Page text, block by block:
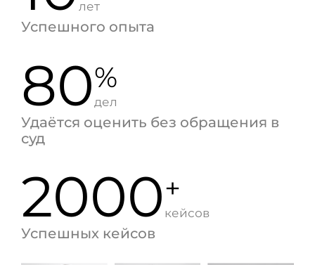
лет
Успешного опыта
80%
дел
Удаётся оценить без обращения в
суд
2000+
кейсов
Успешных кейсов